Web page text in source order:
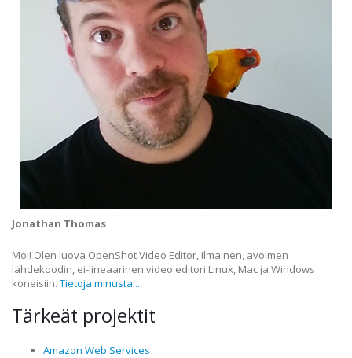
Jonathan Thomas
Moi! Olen luova OpenShot Video Editor, ilmainen, avoimen
lähdekoodin, ei-lineaarinen video editori Linux, Mac ja Windows
koneisiin. Tietoja minusta...
Tärkeät projektit
Amazon Web Services